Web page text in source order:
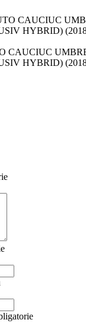
CAUCIUC
HYBRID)